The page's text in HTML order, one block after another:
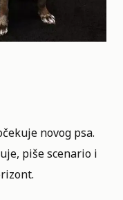
novog psa.
piše scenario i